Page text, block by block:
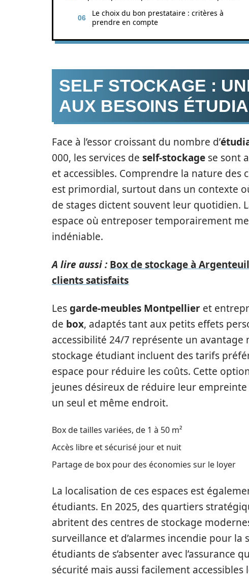
Le choix du bon prestataire : critères à
prendre en compte
SELF STOCKAGE :
AUX BESOINS
Face à l’essor croissant du nombre d’
000, les services de self-stockage se sont
et accessibles. Comprendre la nature des
est primordial, surtout dans un contexte
de stages dictent souvent leur quotidien.
espace où entreposer temporairement
indéniable.
A lire aussi : Box de stockage à
clients satisfaits
Lesgarde-meubles Montpellier et
de box, adaptés tant aux petits effets
accessibilité 24/7 représente un avantage
stockage étudiant incluent des tarifs
espace pour réduire les coûts. Cette
jeunes désireux de réduire leur
un seul et même endroit.
Box de tailles variées, de 1 à 50 m²
Accès libre et sécurisé jour et nuit
Partage de box pour des économies sur le loyer
La localisation de ces espaces est
étudiants. En 2025, des quartiers
abritent des centres de stockage
surveillance et d’alarmes incendie pour
étudiants de s’absenter avec l’assurance
sécurité mais aussi facilement